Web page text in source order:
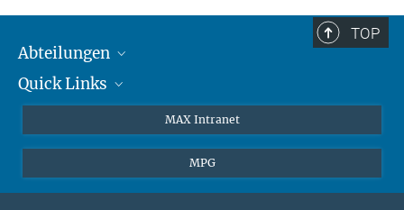
TOP
Abteilungen
Attosekundenphysik
Quick Links
Kontakt
MAX Intranet
MPG